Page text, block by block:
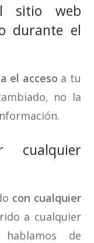
sitio web
durante el
el acceso a tu
no la
cualquier
con cualquier
a cualquier
de